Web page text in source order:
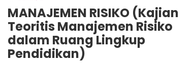
MANAJEMEN RISIKO (Kajian
Teoritis Manajemen Risiko
dalam Ruang Lingkup
Pendidikan)